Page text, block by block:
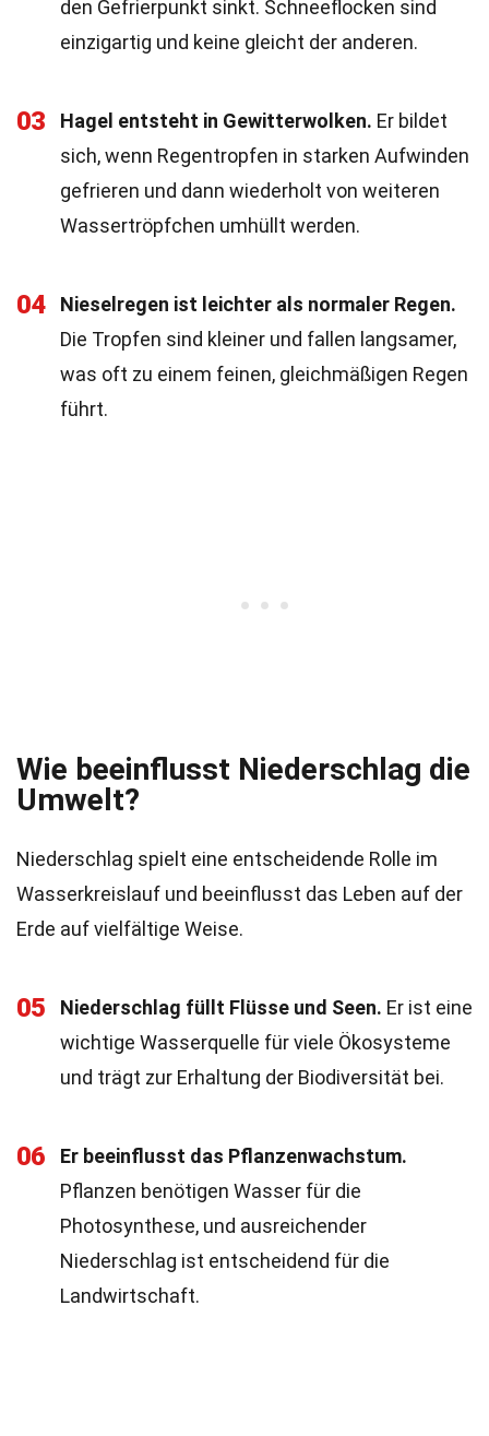
den Gefrierpunkt sinkt. Schneeflocken sind
einzigartig und keine gleicht der anderen.
03 Hagel entsteht in Gewitterwolken. Er bildet
sich, wenn Regentropfen in starken Aufwinden
gefrieren und dann wiederholt von weiteren
Wassertröpfchen umhüllt werden.
04
Nieselregen ist leichter als normaler Regen.
Die Tropfen sind kleiner und fallen langsamer,
was oft zu einem feinen, gleichmäßigen Regen
führt.
Wie beeinflusst Niederschlag die
Umwelt?
Niederschlag spielt eine entscheidende Rolle im
Wasserkreislauf und beeinflusst das Leben auf der
Erde auf vielfältige Weise.
05 Niederschlag füllt Flüsse und Seen. Er ist eine
wichtige Wasserquelle für viele Ökosysteme
und trägt zur Erhaltung der Biodiversität bei.
06
Er beeinflusst das Pflanzenwachstum.
Pflanzen benötigen Wasser für die
Photosynthese, und ausreichender
Niederschlag ist entscheidend für die
Landwirtschaft.